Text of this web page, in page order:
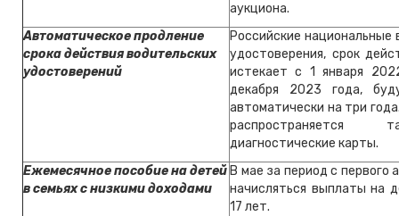
аукциона.
Автоматическое продление
срока действия водительских
удостоверений
Российские национальные
удостоверения, срок
истекает с 1 января
декабря 2023 года,
автоматически на три
диагностические карты.
Ежемесячное пособие на детей
в семьях с низкими доходами
В мае за период с первого
начисляться выплаты на
17 лет.